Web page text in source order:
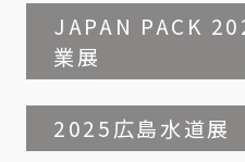
JAPAN PACK
業展
2025広島水道展